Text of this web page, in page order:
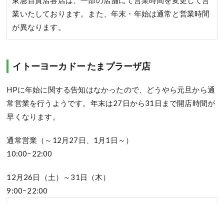
業いたしております。また、年末・年始は通常と営業時間
が異なります。
イトーヨーカドー たまプラーザ店
HPに年始に関する告知はなかったので、どうやら元旦から通
常営業を行うようです。年末は27日から31日まで開店時間が
早くなります。
通常営業（～12月27日、1月1日～）
10:00−22:00
12月26日（土）～31日（木）
9:00−22:00